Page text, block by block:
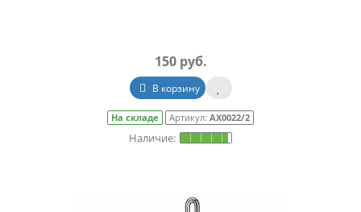
150 руб.
В корзину
На складе Артикул: АХ0022/2